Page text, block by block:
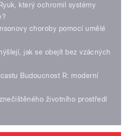
který ochromil systémy
choroby pomocí umělé
jak se obejít bez vzácných
Budoucnost R: moderní
životního prostředí